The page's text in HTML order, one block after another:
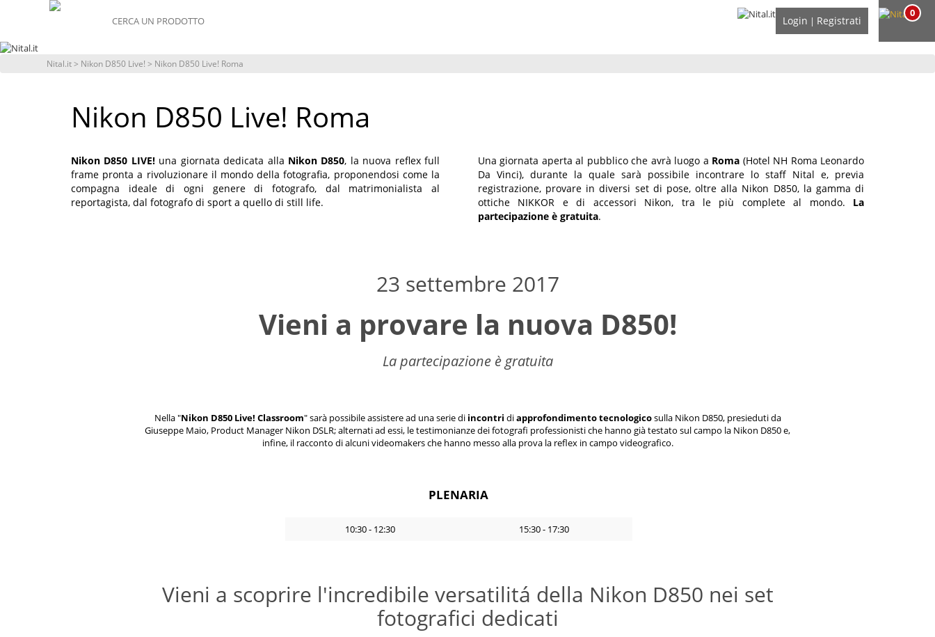
Login | Registrati
0
Nital.it> Nikon D850 Live! > Nikon D850 Live! Roma
Nikon D850 Live! Roma
Nikon D850 LIVE!una giornata dedicata alla Nikon D850, la nuova reflex full
frame pronta a rivoluzionare il mondo della fotografia, proponendosi come la
compagna ideale di ogni genere di fotografo, dal matrimonialista al
reportagista, dal fotografo di sport a quello di still life.
Una giornata aperta al pubblico che avrà luogo a Roma (Hotel NH Roma Leonardo
Da Vinci), durante la quale sarà possibile incontrare lo staff Nital e, previa
registrazione, provare in diversi set di pose, oltre alla Nikon D850, la gamma di
ottiche NIKKOR e di accessori Nikon, tra le più complete al mondo. La
partecipazione è gratuita.
23 settembre 2017
Vieni a provare la nuova D850!
La partecipazione è gratuita
Nella "Nikon D850 Live! Classroom" sarà possibile assistere ad una serie di incontri diapprofondimento tecnologicosulla Nikon D850, presieduti da
Giuseppe Maio, Product Manager Nikon DSLR; alternati ad essi, le testimonianze dei fotografi professionisti che hanno già testato sul campo la Nikon D850 e,
infine, il racconto di alcuni videomakers che hanno messo alla prova la reflex in campo videografico.
PLENARIA
10:30 - 12:30 15:30 - 17:30
Vieni a scoprire l'incredibile versatilitá della Nikon D850 nei set
fotografici dedicati